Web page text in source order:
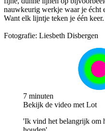
nauwkeurig werkje waar je écht
Want elk lijntje teken je één
Fotografie: Liesbeth Disbergen
7 minuten
Bekijk de video met Lot
'Ik vind het belangrijk om